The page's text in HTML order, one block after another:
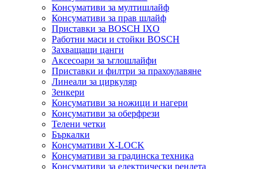
Консумативи за мултишлайф
Консумативи за прав шлайф
Приставки за BOSCH IXO
Работни маси и стойки BOSCH
Захващащи цанги
Аксесоари за ъглошлайфи
Приставки и филтри за прахоулавяне
Линеали за циркуляр
Зенкери
Консумативи за ножици и нагери
Консумативи за оберфрези
Телени четки
Бъркалки
Консумативи X-LOCK
Консумативи за градинска техника
Консумативи за електрически рендета